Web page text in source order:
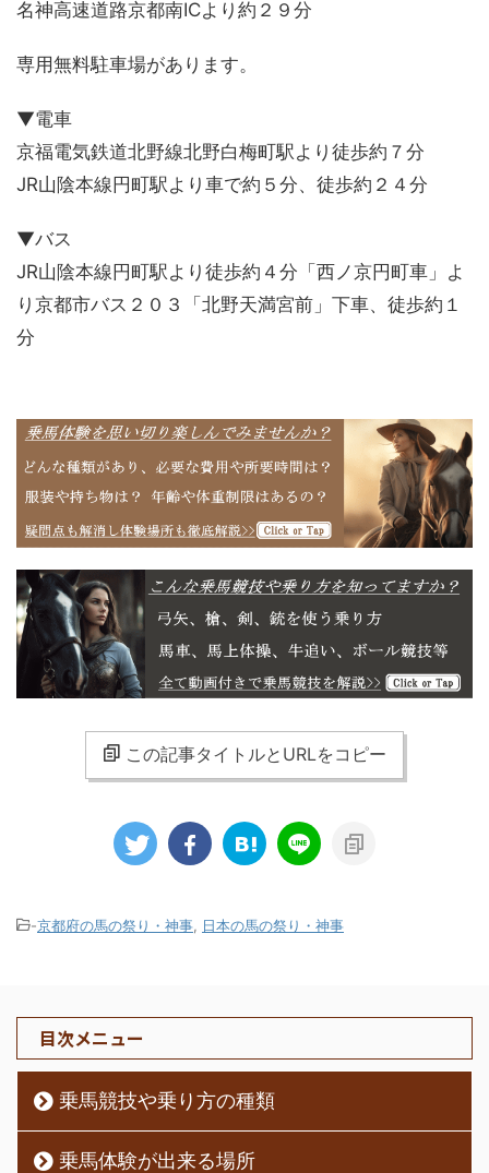
名神高速道路京都南ICより約２９分
専用無料駐車場があります。
▼電車
京福電気鉄道北野線北野白梅町駅より徒歩約７分
JR山陰本線円町駅より車で約５分、徒歩約２４分
▼バス
JR山陰本線円町駅より徒歩約４分「西ノ京円町車」よ
り京都市バス２０３「北野天満宮前」下車、徒歩約１
分
この記事タイトルとURLをコピー
-京都府の馬の祭り・神事 日本の馬の祭り・神事
目次メニュー
乗馬競技や乗り方の種類
乗馬体験が出来る場所